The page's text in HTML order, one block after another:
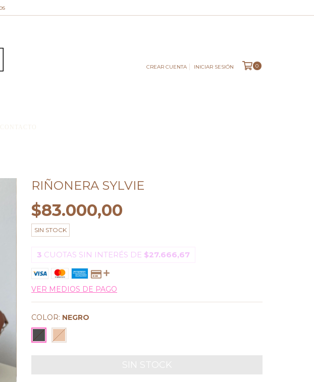
CREAR CUENTA INICIAR SESIÓN 0
CONTACTO
RIÑONERA SYLVIE
$83.000,00
SIN STOCK
3 CUOTAS SIN INTERÉS DE $27.666,67
VER MEDIOS DE PAGO
COLOR: NEGRO